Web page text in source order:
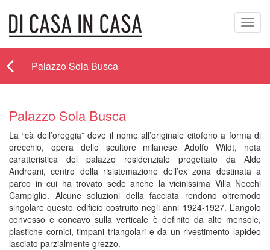
Palazzo Sola Busca
Palazzo Sola Busca
La “cà dell’oreggia” deve il nome all’originale citofono a forma di
orecchio, opera dello scultore milanese Adolfo Wildt, nota
caratteristica del palazzo residenziale progettato da Aldo
Andreani, centro della risistemazione dell’ex zona destinata a
parco in cui ha trovato sede anche la vicinissima Villa Necchi
Campiglio. Alcune soluzioni della facciata rendono oltremodo
singolare questo edificio costruito negli anni 1924-1927. L’angolo
convesso e concavo sulla verticale è definito da alte mensole,
plastiche cornici, timpani triangolari e da un rivestimento lapideo
lasciato parzialmente grezzo.